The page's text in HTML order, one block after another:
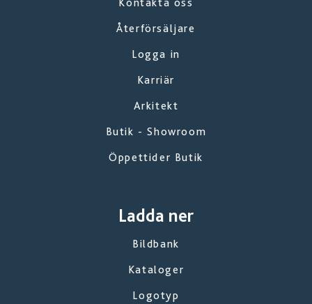
Återförsäljare
Logga in
Karriär
Arkitekt
Butik - Showroom
Öppettider Butik
Ladda ner
Bildbank
Kataloger
Logotyp